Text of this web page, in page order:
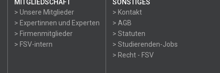
MITGLIEDSCHAFT
> Unsere Mitglieder
> Expertinnen und Experten
> Firmenmitglieder
> FSV-intern
SONSTIGES
> Kontakt
> AGB
> Statuten
> Studierenden-Jobs
> Recht - FSV